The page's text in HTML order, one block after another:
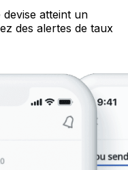
atteint un
des alertes de taux